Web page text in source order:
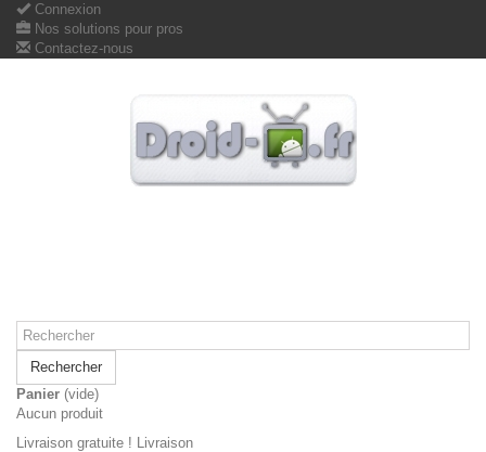
Connexion
Nos solutions pour pros
Contactez-nous
Rechercher
Panier (vide)
Aucun produit
Livraison gratuite ! Livraison